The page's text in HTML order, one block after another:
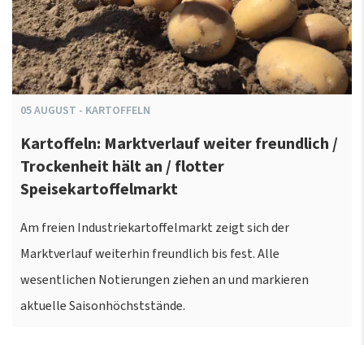
05AUGUST - KARTOFFELN
Kartoffeln: Marktverlauf weiter freundlich /
Trockenheit hält an / flotter
Speisekartoffelmarkt
Am freien Industriekartoffelmarkt zeigt sich der
Marktverlauf weiterhin freundlich bis fest. Alle
wesentlichen Notierungen ziehen an und markieren
aktuelle Saisonhöchststände.